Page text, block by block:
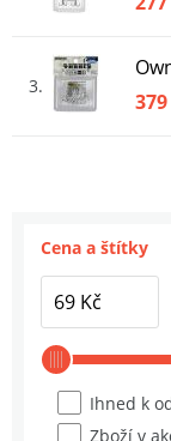
3
69
Cena a štítky
Ihned k
Zboží v